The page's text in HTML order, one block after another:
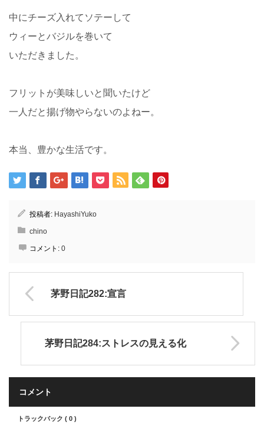
中にチーズ入れてソテーして
ウィーとバジルを巻いて
いただきました。
フリットが美味しいと聞いたけど
一人だと揚げ物やらないのよねー。
本当、豊かな生活です。
投稿者: HayashiYuko
chino
コメント: 0
茅野日記282:宣言
茅野日記284:ストレスの見える化
コメント
トラックバック ( 0 )